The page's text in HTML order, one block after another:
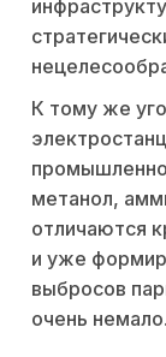
К тому же
метанол,
отличаются
и уже
выбросов
очень немало.